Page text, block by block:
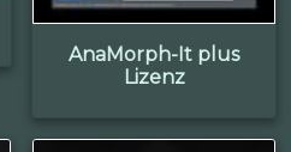
AnaMorph-It plus
Lizenz